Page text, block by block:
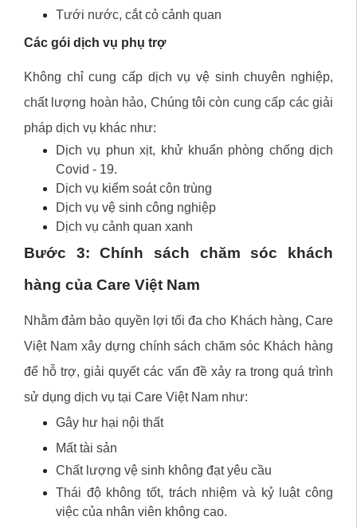
Tưới nước, cắt cỏ cảnh quan
Các gói dịch vụ phụ trợ
Không chỉ cung cấp dịch vụ vệ sinh chuyên nghiệp,
chất lượng hoàn hảo, Chúng tôi còn cung cấp các giải
pháp dịch vụ khác như:
Dịch vụ phun xịt, khử khuẩn phòng chống dịch
Covid - 19.
Dịch vụ kiểm soát côn trùng
Dịch vụ vệ sinh công nghiệp
Dịch vụ cảnh quan xanh
Bước 3: Chính sách chăm sóc khách
hàng của Care Việt Nam
Nhằm đảm bảo quyền lợi tối đa cho Khách hàng, Care
Việt Nam xây dựng chính sách chăm sóc Khách hàng
để hỗ trợ, giải quyết các vấn đề xảy ra trong quá trình
sử dụng dịch vụ tại Care Việt Nam như:
Gây hư hại nội thất
Mất tài sản
Chất lượng vệ sinh không đạt yêu cầu
Thái độ không tốt, trách nhiệm và kỷ luật công
việc của nhân viên không cao.